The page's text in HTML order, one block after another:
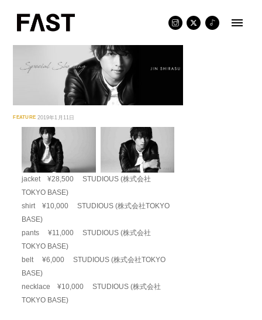
content
FEATURE 2019年1月11日
jacket ¥28,500 STUDIOUS (株式会社
TOKYO BASE)
shirt ¥10,000 STUDIOUS (株式会社TOKYO
BASE)
pants ¥11,000 STUDIOUS (株式会社
TOKYO BASE)
belt ¥6,000 STUDIOUS (株式会社TOKYO
BASE)
necklace ¥10,000 STUDIOUS (株式会社
TOKYO BASE)